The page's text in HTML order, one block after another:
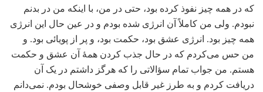
که در همه چیز نفوذ کرده بود، حتی در من، با اینکه من در بدنم
نبودم. ولی من کاملاً آن انرژی شده بودم و در عین حال این انرژی
همه چیز بود. انرژی عشق بود، حکمت بود، و پر از پویائی بود. و
من حس می‌کردم که در حال جذب کردن همۀ آن عشق و حکمت
هستم. من جواب تمام سؤالاتی را که هرگز داشتم در یک آن
دریافت کردم و به طرز غیر قابل وصفی خوشحال بودم. نمی‌دانم